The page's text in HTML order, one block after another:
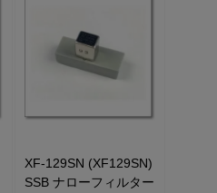
XF-129SN (XF129SN)
SSB ナローフィルター